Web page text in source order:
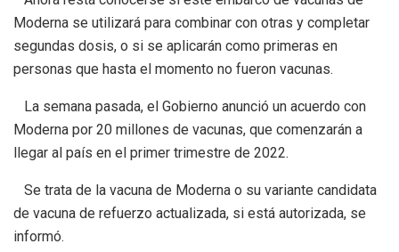
Moderna se utilizará para combinar con otras y completar
segundas dosis, o si se aplicarán como primeras en
personas que hasta el momento no fueron vacunas.
La semana pasada, el Gobierno anunció un acuerdo con
Moderna por 20 millones de vacunas, que comenzarán a
llegar al país en el primer trimestre de 2022.
Se trata de la vacuna de Moderna o su variante candidata
de vacuna de refuerzo actualizada, si está autorizada, se
informó.